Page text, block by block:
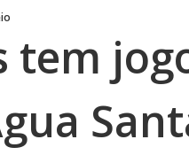
tem